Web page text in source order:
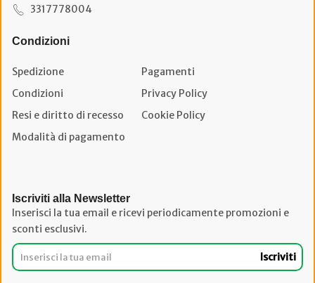
3317778004
Condizioni
Spedizione
Pagamenti
Condizioni
Privacy Policy
Resi e diritto di recesso
Cookie Policy
Modalità di pagamento
Iscriviti alla Newsletter
Inserisci la tua email e ricevi periodicamente promozioni e
sconti esclusivi.
Iscriviti